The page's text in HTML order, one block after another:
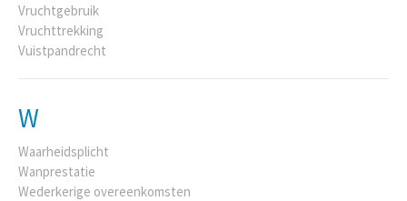
Vruchtgebruik
Vruchttrekking
Vuistpandrecht
W
Waarheidsplicht
Wanprestatie
Wederkerige overeenkomsten